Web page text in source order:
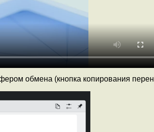
обмена (кнопка копирования